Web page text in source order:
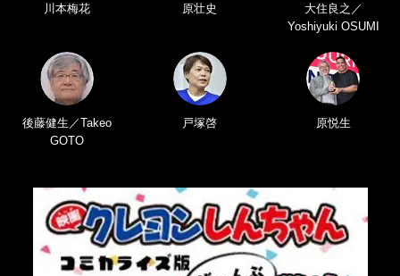
川本梅花 原壮史
大住良之／
Yoshiyuki OSUMI
後藤健生／Takeo
GOTO
戸塚啓 原悦生